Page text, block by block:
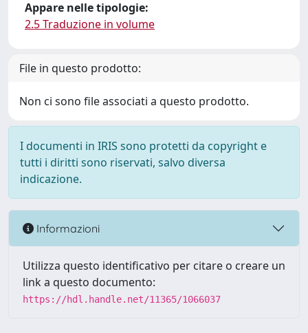
Appare nelle tipologie:
2.5 Traduzione in volume
File in questo prodotto:
Non ci sono file associati a questo prodotto.
I documenti in IRIS sono protetti da copyright e
tutti i diritti sono riservati, salvo diversa
indicazione.
Informazioni
Utilizza questo identificativo per citare o creare un
link a questo documento:
https://hdl.handle.net/11365/1066037